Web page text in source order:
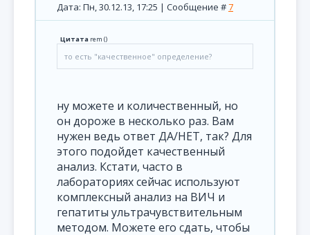
Дата: Пн, 30.12.13, 17:25 | Сообщение #7
Цитата rem ()
то есть "качественное" определение?
ну можете и количественный, но
он дороже в несколько раз. Вам
нужен ведь ответ ДА/НЕТ, так? Для
этого подойдет качественный
анализ. Кстати, часто в
лабораториях сейчас используют
комплексный анализ на ВИЧ и
гепатиты ультрачувствительным
методом. Можете его сдать, чтобы